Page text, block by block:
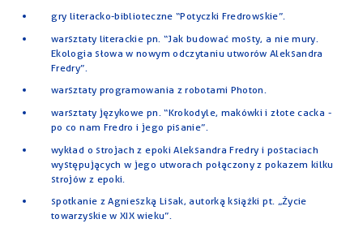
gry literacko-biblioteczne “Potyczki Fredrowskie”.
warsztaty literackie pn. “Jak budować mosty, a nie mury.
Ekologia słowa w nowym odczytaniu utworów Aleksandra
Fredry”.
warsztaty programowania z robotami Photon.
warsztaty językowe pn. “Krokodyle, makówki i złote cacka -
po co nam Fredro i jego pisanie”.
wykład o strojach z epoki Aleksandra Fredry i postaciach
występujących w jego utworach połączony z pokazem kilku
strojów z epoki.
spotkanie z Agnieszką Lisak, autorką książki pt. „Życie
towarzyskie w XIX wieku”.